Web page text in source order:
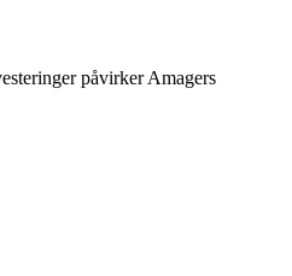
påvirker Amagers